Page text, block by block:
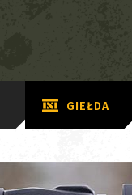
GIEŁDA